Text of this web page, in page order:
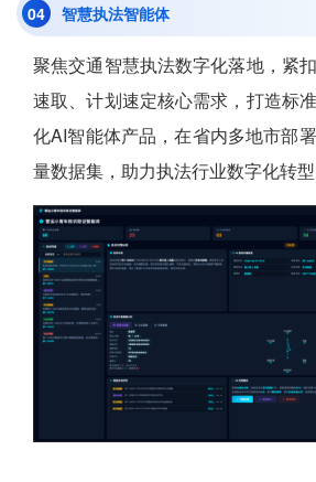
04 智慧执法智能体
聚焦交通智慧执法数字化落地，紧
速取、计划速定核心需求，打造标
化AI智能体产品，在省内多地市部
量数据集，助力执法行业数字化转型